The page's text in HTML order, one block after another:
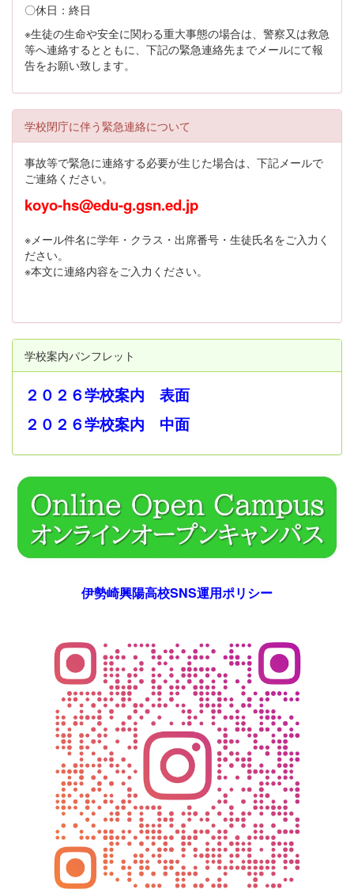
〇休日：終日
※生徒の生命や安全に関わる重大事態の場合は、警察又は救急
等へ連絡するとともに、下記の緊急連絡先までメールにて報
告をお願い致します。
学校閉庁に伴う緊急連絡について
事故等で緊急に連絡する必要が生じた場合は、下記メールで
ご連絡ください。
koyo-hs@edu-g.gsn.ed.jp
※メール件名に学年・クラス・出席番号・生徒氏名をご入力く
ださい。
※本文に連絡内容をご入力ください。
学校案内パンフレット
２０２６学校案内 表面
２０２６学校案内 中面
伊勢崎興陽高校SNS運用ポリシー